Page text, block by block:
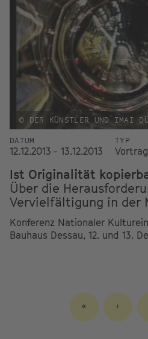
© DER KÜNSTLER UND IMAI
DATUM
12.12.2013 - 13.12.2013
TYP
Vortrag
Ist Originalität
Über die
Vervielfältigung in der
Konferenz Nationaler
Bauhaus Dessau, 12. und 13.
ERSTE
SEITE
«
SEITE
‹